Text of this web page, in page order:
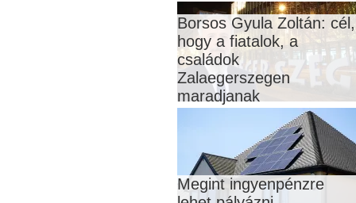
Borsos Gyula Zoltán: cél,
hogy a fiatalok, a
családok
Zalaegerszegen
maradjanak
Megint ingyenpénzre